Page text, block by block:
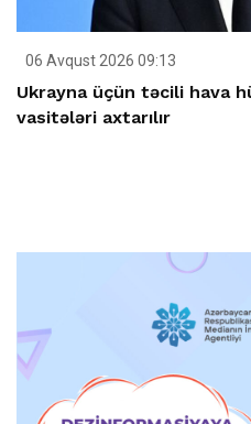
06 Avqust 2026 09:13
Ukrayna üçün təcili hava
vasitələri axtarılır